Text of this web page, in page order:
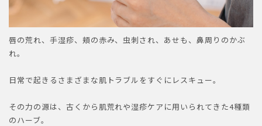
唇の荒れ、手湿疹、頬の赤み、虫刺され、あせも、鼻周りのかぶ
れ。
日常で起きるさまざまな肌トラブルをすぐにレスキュー。
その力の源は、古くから肌荒れや湿疹ケアに用いられてきた4種類
のハーブ。